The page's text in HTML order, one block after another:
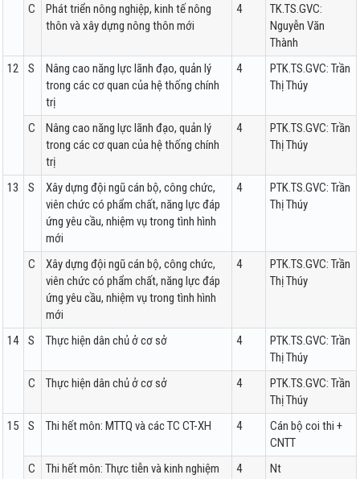
C
Phát triển nông nghiệp, kinh tế nông
thôn và xây dựng nông thôn mới
4
TK.TS.GVC:
Nguyễn Văn
Thành
12
S
Nâng cao năng lực lãnh đạo, quản lý
trong các cơ quan của hệ thống chính
trị
4
PTK.TS.GVC: Trần
Thị Thúy
C
Nâng cao năng lực lãnh đạo, quản lý
trong các cơ quan của hệ thống chính
trị
4
PTK.TS.GVC: Trần
Thị Thúy
13 S
Xây dựng đội ngũ cán bộ, công chức,
viên chức có phẩm chất, năng lực đáp
ứng yêu cầu, nhiệm vụ trong tình hình
mới
4
PTK.TS.GVC: Trần
Thị Thúy
C
Xây dựng đội ngũ cán bộ, công chức,
viên chức có phẩm chất, năng lực đáp
ứng yêu cầu, nhiệm vụ trong tình hình
mới
4
PTK.TS.GVC: Trần
Thị Thúy
14 S Thực hiện dân chủ ở cơ sở 4
PTK.TS.GVC: Trần
Thị Thúy
C
Thực hiện dân chủ ở cơ sở 4
PTK.TS.GVC: Trần
Thị Thúy
15
S Thi hết môn: MTTQ và các TC CT-XH 4
Cán bộ coi thi +
CNTT
C
Thi hết môn: Thực tiễn và kinh nghiệm 4 Nt